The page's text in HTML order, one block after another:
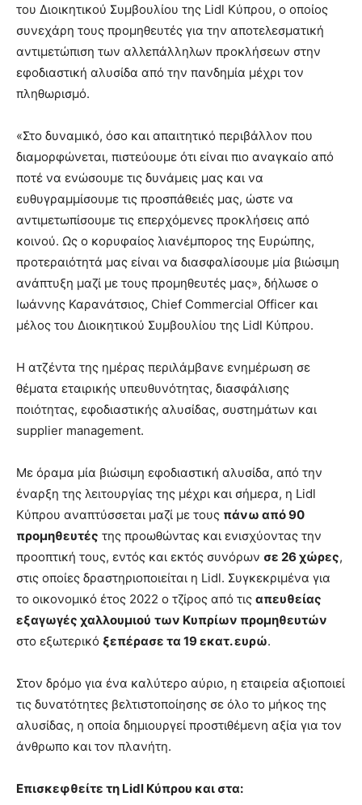
του Διοικητικού Συμβουλίου της Lidl Κύπρου, ο οποίος
συνεχάρη τους προμηθευτές για την αποτελεσματική
αντιμετώπιση των αλλεπάλληλων προκλήσεων στην
εφοδιαστική αλυσίδα από την πανδημία μέχρι τον
πληθωρισμό.
«Στο δυναμικό, όσο και απαιτητικό περιβάλλον που
διαμορφώνεται, πιστεύουμε ότι είναι πιο αναγκαίο από
ποτέ να ενώσουμε τις δυνάμεις μας και να
ευθυγραμμίσουμε τις προσπάθειές μας, ώστε να
αντιμετωπίσουμε τις επερχόμενες προκλήσεις από
κοινού. Ως ο κορυφαίος λιανέμπορος της Ευρώπης,
προτεραιότητά μας είναι να διασφαλίσουμε μία βιώσιμη
ανάπτυξη μαζί με τους προμηθευτές μας», δήλωσε ο
Ιωάννης Καρανάτσιος, Chief Commercial Officer και
μέλος του Διοικητικού Συμβουλίου της Lidl Κύπρου.
Η ατζέντα της ημέρας περιλάμβανε ενημέρωση σε
θέματα εταιρικής υπευθυνότητας, διασφάλισης
ποιότητας, εφοδιαστικής αλυσίδας, συστημάτων και
supplier management.
Με όραμα μία βιώσιμη εφοδιαστική αλυσίδα, από την
έναρξη της λειτουργίας της μέχρι και σήμερα, η Lidl
Κύπρου αναπτύσσεται μαζί με τους πάνω από 90
προμηθευτές της προωθώντας και ενισχύοντας την
προοπτική τους, εντός και εκτός συνόρων σε 26 χώρες,
στις οποίες δραστηριοποιείται η Lidl. Συγκεκριμένα για
το οικονομικό έτος 2022 ο τζίρος από τις απευθείας
εξαγωγές χαλλουμιού των Κυπρίων προμηθευτών
στο εξωτερικό ξεπέρασε τα 19 εκατ. ευρώ.
Στον δρόμο για ένα καλύτερο αύριο, η εταιρεία αξιοποιεί
τις δυνατότητες βελτιστοποίησης σε όλο το μήκος της
αλυσίδας, η οποία δημιουργεί προστιθέμενη αξία για τον
άνθρωπο και τον πλανήτη.
Επισκεφθείτε τη Lidl Κύπρου και στα: